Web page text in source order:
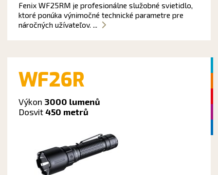
Fenix WF25RM je profesionálne služobné svietidlo,
ktoré ponúka výnimočné technické parametre pre
náročných užívateľov. ...
WF26R
Výkon 3000 lumenů
Dosvit450 metrů